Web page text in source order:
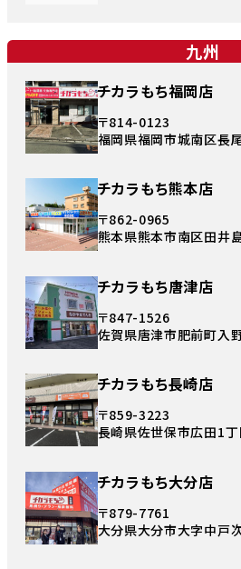
九州
チカラもち福岡店
〒814-0123
福岡県福岡市城南区
チカラもち熊本店
〒862-0965
熊本県熊本市南区田井島
チカラもち唐津店
〒847-1526
佐賀県唐津市肥前町入野
チカラもち長崎店
〒859-3223
長崎県佐世保市広田1
チカラもち大分店
〒879-7761
大分県大分市大字中戸